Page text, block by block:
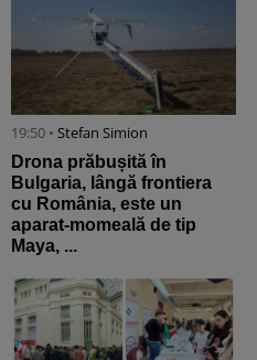
19:50 • Stefan Simion
Drona prăbușită în
Bulgaria, lângă frontiera
cu România, este un
aparat-momeală de tip
Maya, ...